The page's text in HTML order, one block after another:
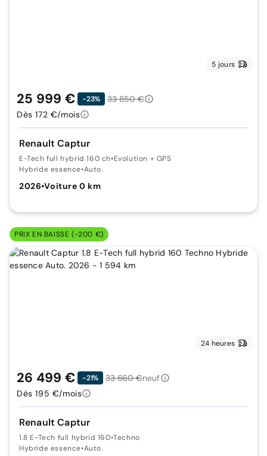
5 jours
Renault Captur
E-Tech full hybrid 160 ch•Evolution + GPS
Hybride essence•Auto.
2026•Voiture 0 km
25 999 € -23%
33 850 €
Dès 172 €/mois
PRIX EN BAISSE (-200 €)
24 heures
Renault Captur
1.8 E-Tech full hybrid 160•Techno
Hybride essence•Auto.
26 499 € -21% 33 660 €neuf
Dès 195 €/mois